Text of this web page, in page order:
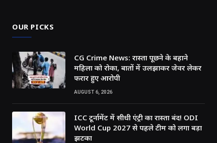
OUR PICKS
CG Crime News: रास्ता पूछने के बहाने
महिला को रोका, बातों में उलझाकर जेवर लेकर
फरार हुए आरोपी
AUGUST 6, 2026
ICC टूर्नामेंट में सीधी एंट्री का रास्ता बंद! ODI
World Cup 2027 से पहले टीम को लगा बड़ा
झटका